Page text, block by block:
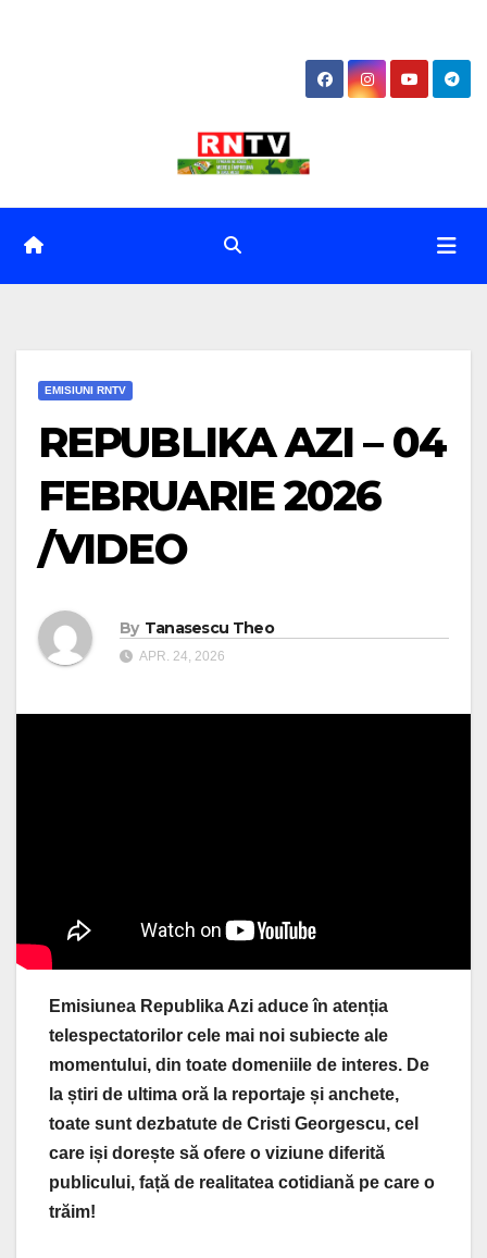
EMISIUNI RNTV
REPUBLIKA AZI – 04
FEBRUARIE 2026
/VIDEO
By Tanasescu Theo
APR. 24, 2026
Emisiunea Republika Azi aduce în atenția
telespectatorilor cele mai noi subiecte ale
momentului, din toate domeniile de interes. De
la știri de ultima oră la reportaje și anchete,
toate sunt dezbatute de Cristi Georgescu, cel
care iși dorește să ofere o viziune diferită
publicului, față de realitatea cotidiană pe care o
trăim!